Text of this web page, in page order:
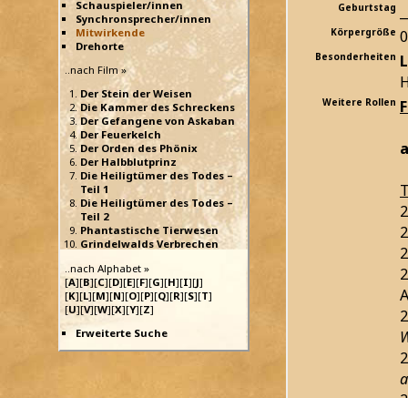
Schauspieler/innen
Synchronsprecher/innen
Mitwirkende
Drehorte
..nach Film »
Der Stein der Weisen
Die Kammer des Schreckens
Der Gefangene von Askaban
Der Feuerkelch
Der Orden des Phönix
Der Halbblutprinz
Die Heiligtümer des Todes –
Teil 1
Die Heiligtümer des Todes –
Teil 2
Phantastische Tierwesen
Grindelwalds Verbrechen
..nach Alphabet »
[A][B][C][D][E][F][G][H][I][J]
[K][L][M][N][O][P][Q][R][S][T]
[U][V][W][X][Y][Z]
Erweiterte Suche
Geburtstag
Körpergröße
Besonderheiten
Weitere Rollen